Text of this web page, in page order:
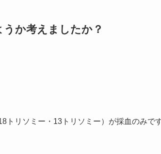
か考えましたか？
トリソミー・13トリソミー）が採血のみで